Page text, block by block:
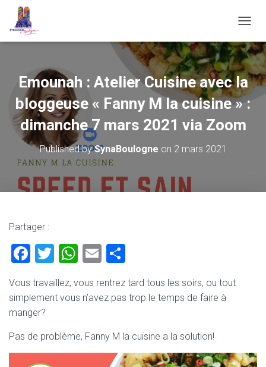
Emounah : Atelier Cuisine avec la
bloggeuse « Fanny M la cuisine » :
dimanche 7 mars 2021 via Zoom
Published bySynaBoulogne on 2 mars 2021
Partager :
F
ce
b
o
ok
T
tt
W
at
A
p
E
ai ta
er
Vous travaillez, vous rentrez tard tous les soirs, ou tout
simplement vous n’avez pas trop le temps de faire à
manger?
Pas de problème, Fanny M la cuisine a la solution!